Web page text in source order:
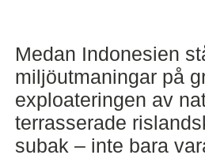
Medan Indonesien
miljöutmaningar på
exploateringen av
terrasserade
subak – inte bara